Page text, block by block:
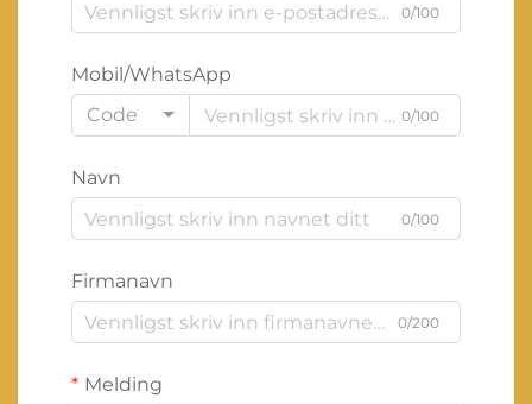
0/100
Mobil/WhatsApp
Code
0/100
Navn
0/100
Firmanavn
0/200
Melding